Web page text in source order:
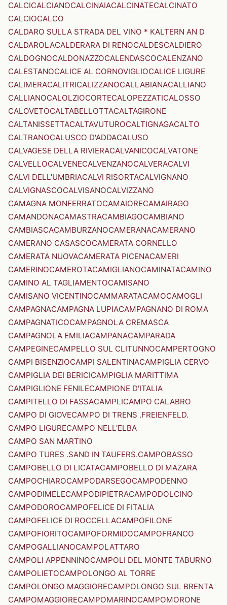
CALCICALCIANOCALCINAIACALCINATECALCINATO
CALCIOCALCO
CALDARO SULLA STRADA DEL VINO * KALTERN AN D
CALDAROLACALDERARA DI RENOCALDESCALDIERO
CALDOGNOCALDONAZZOCALENDASCOCALENZANO
CALESTANOCALICE AL CORNOVIGLIOCALICE LIGURE
CALIMERACALITRICALIZZANOCALLABIANACALLIANO
CALLIANOCALOLZIOCORTECALOPEZZATICALOSSO
CALOVETOCALTABELLOTTACALTAGIRONE
CALTANISSETTACALTAVUTUROCALTIGNAGACALTO
CALTRANOCALUSCO D'ADDACALUSO
CALVAGESE DELLA RIVIERACALVANICOCALVATONE
CALVELLOCALVENECALVENZANOCALVERACALVI
CALVI DELL'UMBRIACALVI RISORTACALVIGNANO
CALVIGNASCOCALVISANOCALVIZZANO
CAMAGNA MONFERRATOCAMAIORECAMAIRAGO
CAMANDONACAMASTRACAMBIAGOCAMBIANO
CAMBIASCACAMBURZANOCAMERANACAMERANO
CAMERANO CASASCOCAMERATA CORNELLO
CAMERATA NUOVACAMERATA PICENACAMERI
CAMERINOCAMEROTACAMIGLIANOCAMINATACAMINO
CAMINO AL TAGLIAMENTOCAMISANO
CAMISANO VICENTINOCAMMARATACAMOCAMOGLI
CAMPAGNACAMPAGNA LUPIACAMPAGNANO DI ROMA
CAMPAGNATICOCAMPAGNOLA CREMASCA
CAMPAGNOLA EMILIACAMPANACAMPARADA
CAMPEGINECAMPELLO SUL CLITUNNOCAMPERTOGNO
CAMPI BISENZIOCAMPI SALENTINACAMPIGLIA CERVO
CAMPIGLIA DEI BERICICAMPIGLIA MARITTIMA
CAMPIGLIONE FENILECAMPIONE D'ITALIA
CAMPITELLO DI FASSACAMPLICAMPO CALABRO
CAMPO DI GIOVECAMPO DI TRENS .FREIENFELD.
CAMPO LIGURECAMPO NELL'ELBA
CAMPO SAN MARTINO
CAMPO TURES .SAND IN TAUFERS.CAMPOBASSO
CAMPOBELLO DI LICATACAMPOBELLO DI MAZARA
CAMPOCHIAROCAMPODARSEGOCAMPODENNO
CAMPODIMELECAMPODIPIETRACAMPODOLCINO
CAMPODOROCAMPOFELICE DI FITALIA
CAMPOFELICE DI ROCCELLACAMPOFILONE
CAMPOFIORITOCAMPOFORMIDOCAMPOFRANCO
CAMPOGALLIANOCAMPOLATTARO
CAMPOLI APPENNINOCAMPOLI DEL MONTE TABURNO
CAMPOLIETOCAMPOLONGO AL TORRE
CAMPOLONGO MAGGIORECAMPOLONGO SUL BRENTA
CAMPOMAGGIORECAMPOMARINOCAMPOMORONE